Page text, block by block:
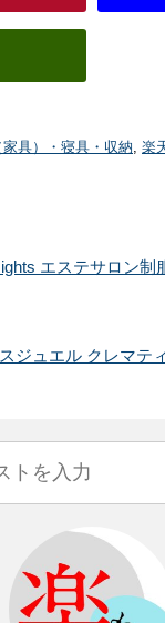
具）・寝具・収納, 楽
エステサロン制
ジュエル クレマテ